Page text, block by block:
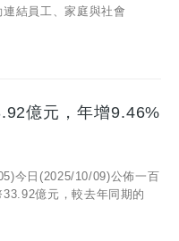
結員工、家庭與社會
億元，年增9.46%
今日(2025/10/09)公佈一百
億元，較去年同期的